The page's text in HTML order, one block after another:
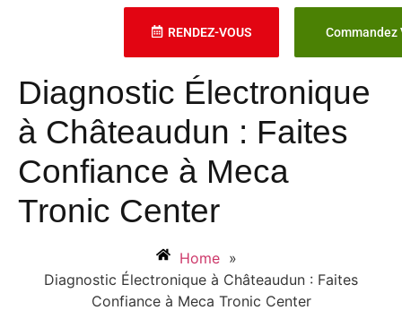
RENDEZ-VOUS Commandez
Diagnostic Électronique
à Châteaudun : Faites
Confiance à Meca
Tronic Center
Home »
Diagnostic Électronique à Châteaudun : Faites
Confiance à Meca Tronic Center